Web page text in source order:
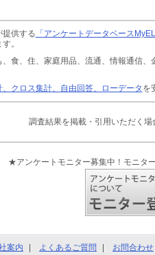
提供する 「アンケートデータベース
。
、食、住、家庭用品、流通、情報通信、
、クロス集計、自由回答、ローデータ を
調査結果を掲載・引用いただく場
★アンケートモニター募集中！モニタ
案内 よくあるご質問 お問合わせ